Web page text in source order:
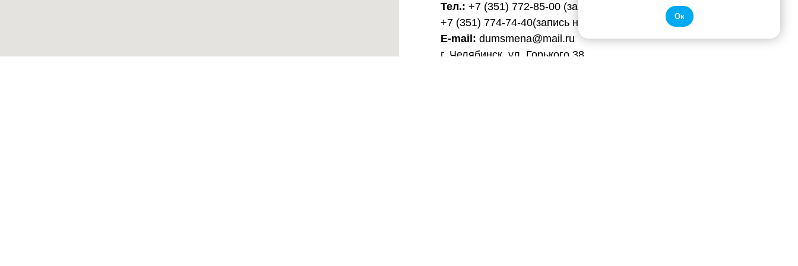
Тел.: +7 (351) 772-85-00 (зам. директора по общим вопросам)
+7 (351) 774-74-40(запись на обучение)
E-mail: dumsmena@mail.ru
г. Челябинск, ул. Горького 38
Ок